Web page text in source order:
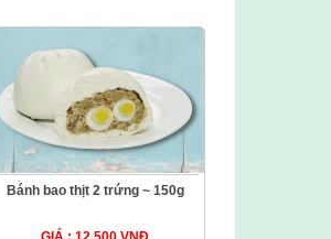
Bánh bao thịt 2 trứng ~ 150g